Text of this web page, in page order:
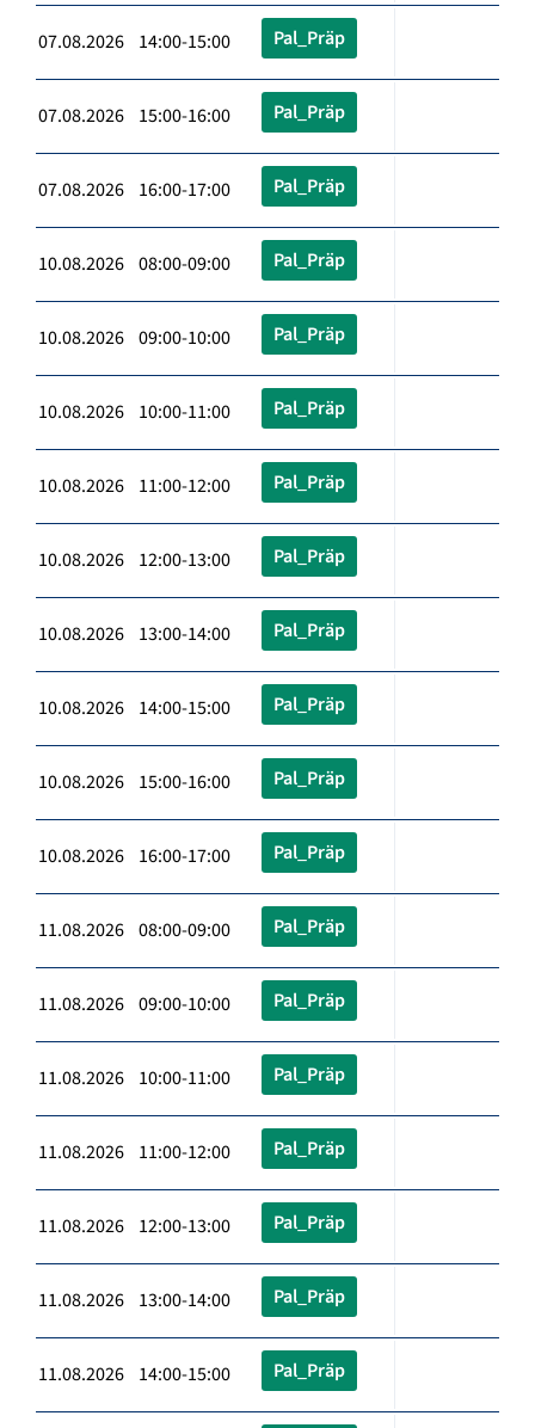
07.08.2026 14:00-15:00 Pal_Präp
07.08.2026 15:00-16:00 Pal_Präp
07.08.2026 16:00-17:00 Pal_Präp
10.08.2026 08:00-09:00 Pal_Präp
10.08.2026 09:00-10:00 Pal_Präp
10.08.2026 10:00-11:00 Pal_Präp
10.08.2026 11:00-12:00 Pal_Präp
10.08.2026 12:00-13:00 Pal_Präp
10.08.2026 13:00-14:00 Pal_Präp
10.08.2026 14:00-15:00 Pal_Präp
10.08.2026 15:00-16:00 Pal_Präp
10.08.2026 16:00-17:00 Pal_Präp
11.08.2026 08:00-09:00 Pal_Präp
11.08.2026 09:00-10:00 Pal_Präp
11.08.2026 10:00-11:00 Pal_Präp
11.08.2026 11:00-12:00 Pal_Präp
11.08.2026 12:00-13:00 Pal_Präp
11.08.2026 13:00-14:00 Pal_Präp
11.08.2026 14:00-15:00 Pal_Präp